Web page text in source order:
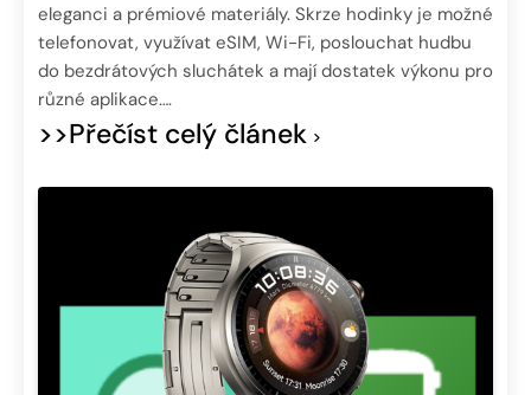
eleganci a prémiové materiály. Skrze hodinky je možné
telefonovat, využívat eSIM, Wi-Fi, poslouchat hudbu
do bezdrátových sluchátek a mají dostatek výkonu pro
různé aplikace….
>>Přečíst celý článek